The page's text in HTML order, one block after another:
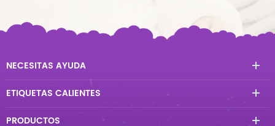
NECESITAS AYUDA
ETIQUETAS CALIENTES
PRODUCTOS